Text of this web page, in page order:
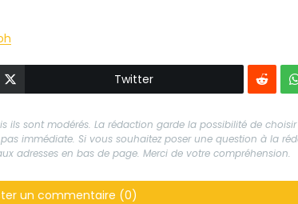
Twitter
ils sont modérés. La rédaction garde la possibilité de
immédiate. Si vous souhaitez poser une question à la
adresses en bas de page. Merci de votre compréhension.
un commentaire (0)